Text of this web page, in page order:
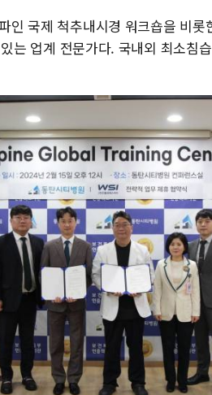
인 국제 척추내시경 워크숍을 비
는 업계 전문가다. 국내외 최소침